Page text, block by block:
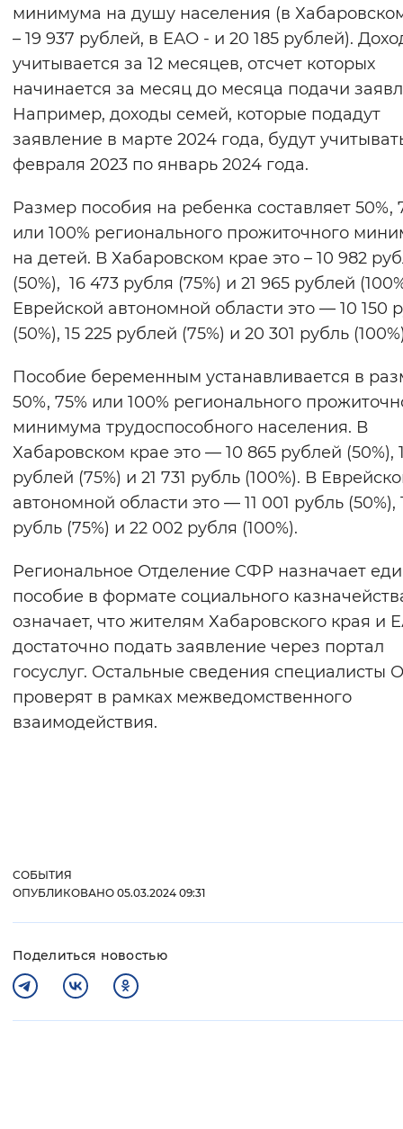
минимума на душу населения (в
– 19 937 рублей, в ЕАО - и 20 185 рублей).
учитывается за 12 месяцев, отсчет которых
начинается за месяц до месяца подачи
Например, доходы семей, которые подадут
заявление в марте 2024 года, будут
февраля 2023 по январь 2024 года.
Размер пособия на ребенка составляет 50%,
или 100% регионального прожиточного
на детей. В Хабаровском крае это – 10 982
(50%), 16 473 рубля (75%) и 21 965 рублей
Еврейской автономной области это — 10 150
(50%), 15 225 рублей (75%) и 20 301 рубль
Пособие беременным устанавливается в
50%, 75% или 100% регионального
минимума трудоспособного населения. В
Хабаровском крае это — 10 865 рублей (50%),
рублей (75%) и 21 731 рубль (100%). В
автономной области это — 11 001 рубль (50%),
рубль (75%) и 22 002 рубля (100%).
Региональное Отделение СФР назначает
пособие в формате социального
означает, что жителям Хабаровского края и
достаточно подать заявление через портал
госуслуг. Остальные сведения специалисты
проверят в рамках межведомственного
взаимодействия.
СОБЫТИЯ
ОПУБЛИКОВАНО 05.03.2024 09:31
Поделиться новостью